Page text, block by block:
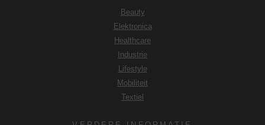
Beauty
Elektronica
Healthcare
Industrie
Lifestyle
Mobiliteit
Textiel